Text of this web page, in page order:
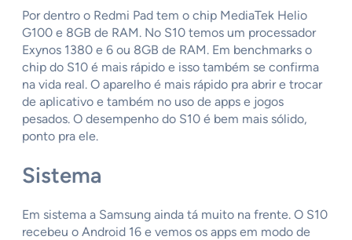
Por dentro o Redmi Pad tem o chip MediaTek Helio
G100 e 8GB de RAM. No S10 temos um processador
Exynos 1380 e 6 ou 8GB de RAM. Em benchmarks o
chip do S10 é mais rápido e isso também se confirma
na vida real. O aparelho é mais rápido pra abrir e trocar
de aplicativo e também no uso de apps e jogos
pesados. O desempenho do S10 é bem mais sólido,
ponto pra ele.
Sistema
Em sistema a Samsung ainda tá muito na frente. O S10
recebeu o Android 16 e vemos os apps em modo de